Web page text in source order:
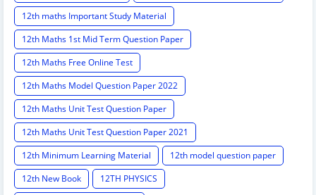
12th maths Important Study Material
12th Maths 1st Mid Term Question Paper
12th Maths Free Online Test
12th Maths Model Question Paper 2022
12th Maths Unit Test Question Paper
12th Maths Unit Test Question Paper 2021
12th Minimum Learning Material
12th model question paper
12th New Book
12TH PHYSICS